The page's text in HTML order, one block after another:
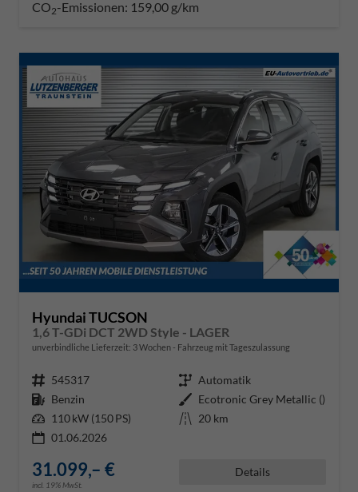
CO2-Emissionen: 159,00 g/km
Hyundai TUCSON
1,6 T-GDi DCT 2WD Style - LAGER
unverbindliche Lieferzeit: 3 Wochen Fahrzeug mit Tageszulassung
Fahrzeugnr. 545317 Getriebe Automatik
Kraftstoff Benzin Außenfarbe Ecotronic Grey Metallic ()
Leistung 110 kW (150 PS) Kilometerstand 20 km
01.06.2026
31.099,– €
incl. 19% MwSt.
Details